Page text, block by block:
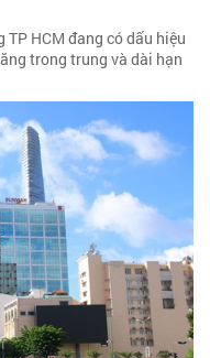
HCM đang có dấu hiệu
trong trung và dài hạn